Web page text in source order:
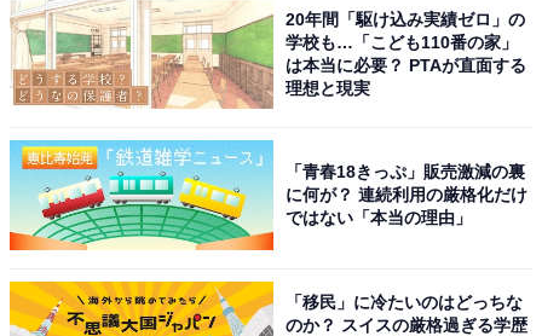
20年間「駆け込み実績ゼロ」の
学校も…「こども110番の家」
は本当に必要？ PTAが直面する
理想と現実
「青春18きっぷ」販売激減の裏
に何が？ 連続利用の厳格化だけ
ではない「本当の理由」
「移民」に冷たいのはどっちな
のか？ スイスの厳格過ぎる学歴